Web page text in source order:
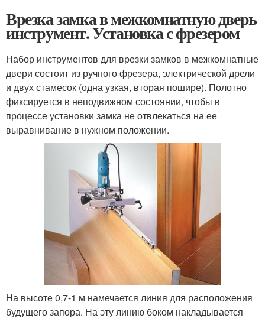
Врезка замка в межкомнатную дверь
инструмент. Установка с фрезером
Набор инструментов для врезки замков в межкомнатные
двери состоит из ручного фрезера, электрической дрели
и двух стамесок (одна узкая, вторая пошире). Полотно
фиксируется в неподвижном состоянии, чтобы в
процессе установки замка не отвлекаться на ее
выравнивание в нужном положении.
На высоте 0,7-1 м намечается линия для расположения
будущего запора. На эту линию боком накладывается